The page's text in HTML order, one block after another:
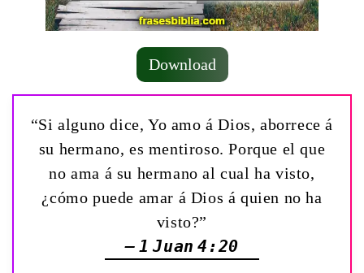
Download
“Si alguno dice, Yo amo á Dios, aborrece á
su hermano, es mentiroso. Porque el que
no ama á su hermano al cual ha visto,
¿cómo puede amar á Dios á quien no ha
visto?”
— 1 Juan 4:20